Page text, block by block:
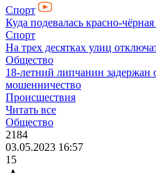
Спорт
Куда подевалась красно-
Спорт
На трех десятках улиц
Общество
18-летний липчанин
мошенничество
Происшествия
Читать все
Общество
2184
03.05.2023 16:57
15